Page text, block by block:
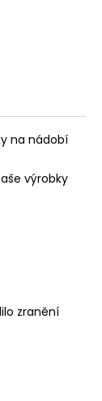
na nádobí
výrobky
zranění